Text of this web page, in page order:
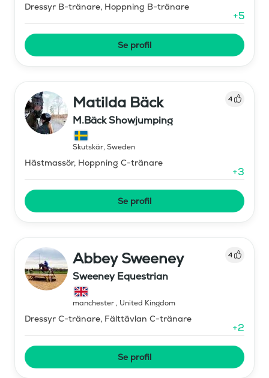
Dressyr B-tränare, Hoppning B-tränare
+5
Se profil
Matilda Bäck 4
M.Bäck Showjumping
Skutskär, Sweden
Hästmassör, Hoppning C-tränare
+3
Se profil
Abbey Sweeney 4
Sweeney Equestrian
manchester, United Kingdom
Dressyr C-tränare, Fälttävlan C-tränare
+2
Se profil